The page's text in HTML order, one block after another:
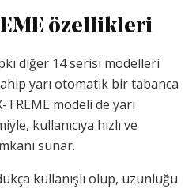
özellikleri
diğer 14 serisi modelleri
yarı otomatik bir tabanca
modeli de yarı
kullanıcıya hızlı ve
sunar.
kullanışlı olup, uzunluğu